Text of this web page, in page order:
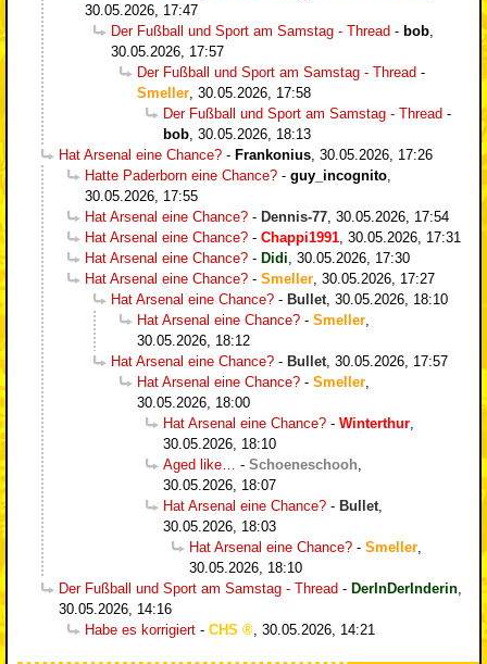
30.05.2026, 17:47
Der Fußball und Sport am Samstag - Thread - bob
30.05.2026, 17:57
Der Fußball und Sport am Samstag - Thread -
Smeller 30.05.2026, 17:58
Der Fußball und Sport am Samstag - Thread -
bob 30.05.2026, 18:13
Hat Arsenal eine Chance? - Frankonius 30.05.2026, 17:26
Hatte Paderborn eine Chance? - guy_incognito
30.05.2026, 17:55
Hat Arsenal eine Chance? - Dennis-77 30.05.2026, 17:54
Hat Arsenal eine Chance? - Chappi1991 30.05.2026, 17:31
Hat Arsenal eine Chance? - Didi 30.05.2026, 17:30
Hat Arsenal eine Chance? - Smeller 30.05.2026, 17:27
Hat Arsenal eine Chance? - Bullet 30.05.2026, 18:10
Hat Arsenal eine Chance? - Smeller
30.05.2026, 18:12
Hat Arsenal eine Chance? - Bullet 30.05.2026, 17:57
Hat Arsenal eine Chance? - Smeller
30.05.2026, 18:00
Hat Arsenal eine Chance? - Winterthur
30.05.2026, 18:10
Aged like…
- Schoeneschooh
30.05.2026, 18:07
Hat Arsenal eine Chance? - Bullet
30.05.2026, 18:03
Hat Arsenal eine Chance? - Smeller
30.05.2026, 18:10
Der Fußball und Sport am Samstag - Thread - DerInDerInderin
30.05.2026, 14:16
Habe es korrigiert - CHS 30.05.2026, 14:21